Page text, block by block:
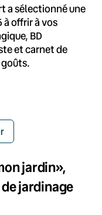
a sélectionné une
à offrir à vos
BD
et carnet de
goûts.
jardin»,
de jardinage